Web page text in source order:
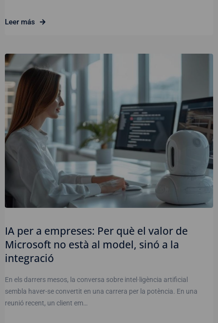
Leer más
IA per a empreses: Per què el valor de
Microsoft no està al model, sinó a la
integració
En els darrers mesos, la conversa sobre intel·ligència artificial
sembla haver-se convertit en una carrera per la potència. En una
reunió recent, un client em…